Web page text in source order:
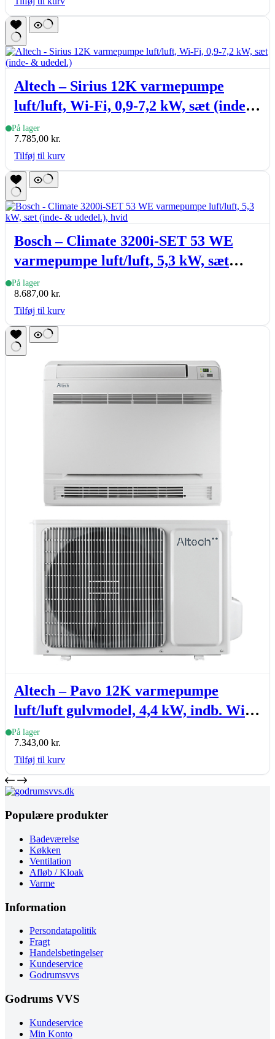
Altech – Sirius 12K varmepumpe
luft/luft, Wi-Fi, 0,9-7,2 kW, sæt (inde-
& udedel.)
På lager
7.785,00 kr.
Tilføj til kurv
Bosch – Climate 3200i-SET 53 WE
varmepumpe luft/luft, 5,3 kW, sæt
(inde- & udedel.), hvid
På lager
8.687,00 kr.
Tilføj til kurv
Altech – Pavo 12K varmepumpe
luft/luft gulvmodel, 4,4 kW, indb. Wi-
Fi, sæt (inde- & udedel.)
På lager
7.343,00 kr.
Tilføj til kurv
Populære produkter
Badeværelse
Køkken
Ventilation
Afløb / Kloak
Varme
Information
Persondatapolitik
Fragt
Handelsbetingelser
Kundeservice
Godrumsvvs
Godrums VVS
Kundeservice
Min Konto